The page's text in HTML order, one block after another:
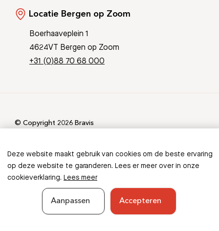
Deze website maakt gebruik van cookies om de beste ervaring
op deze website te garanderen. Lees er meer over in onze
cookieverklaring. Lees meer
Aanpassen Accepteren
Ontbreekt er informatie in
deze folder?
Geef feedback
Locatie Bergen op Zoom
Boerhaaveplein 1
4624VT Bergen op Zoom
+31 (0)88 70 68 000
© Copyright 2026 Bravis